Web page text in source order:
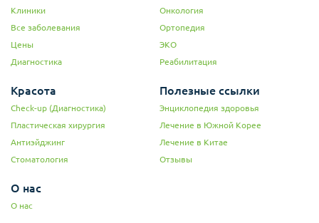
Клиники
Все заболевания
Цены
Диагностика
Онкология
Ортопедия
ЭКО
Реабилитация
Красота
Check-up (Диагностика)
Пластическая хирургия
Антиэйджинг
Стоматология
Полезные ссылки
Энциклопедия здоровья
Лечение в Южной Корее
Лечение в Китае
Отзывы
О нас
О нас